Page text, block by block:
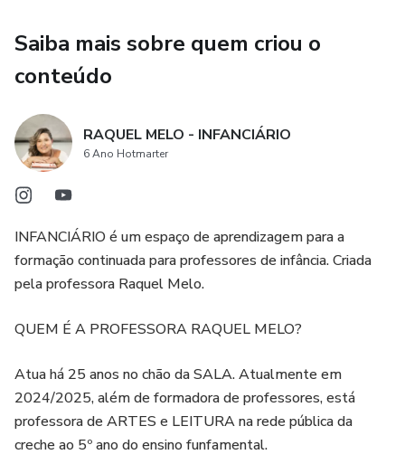
Saiba mais sobre quem criou o
conteúdo
RAQUEL MELO - INFANCIÁRIO
6 Ano Hotmarter
INFANCIÁRIO é um espaço de aprendizagem para a
formação continuada para professores de infância. Criada
pela professora Raquel Melo.
QUEM É A PROFESSORA RAQUEL MELO?
Atua há 25 anos no chão da SALA. Atualmente em
2024/2025, além de formadora de professores, está
professora de ARTES e LEITURA na rede pública da
creche ao 5º ano do ensino funfamental.